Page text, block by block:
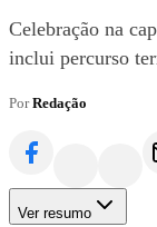
Celebração na
inclui percurso
PorRedação
Ver resumo